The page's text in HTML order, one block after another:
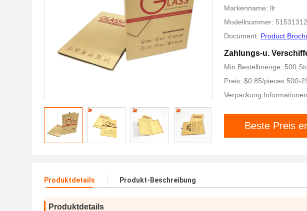
Markenname: llr
Modellnummer: 51531312
Document: Product
Zahlungs-u.
Min Bestellmenge: 500
Preis: $0.85/pieces 500-
Verpackung
Beste Preis
Produktdetails Produkt-Beschreibung
Produktdetails